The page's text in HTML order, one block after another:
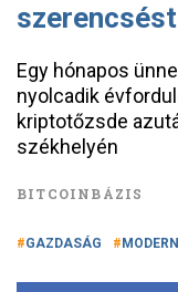
Egy hónapos
nyolcadik
kriptotőzsde
székhelyén
BITCOINBÁZIS
GAZDASÁG